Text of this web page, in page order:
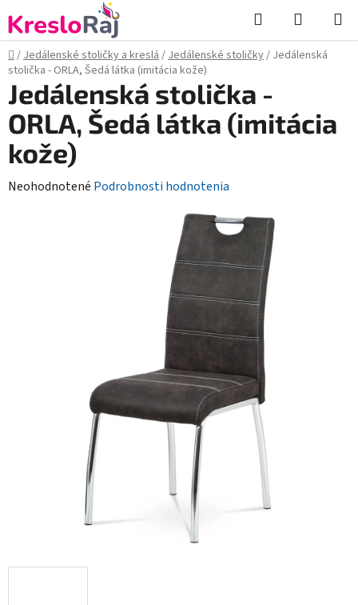
na
obsah
Hľadať
KOŠÍK
Domov
/Jedálenské stoličky a kreslá/Jedálenské stoličky/ Jedálenská
stolička - ORLA, Šedá látka (imitácia kože)
Jedálenská stolička -
ORLA, Šedá látka (imitácia
kože)
Priemerné
Neohodnotené Podrobnosti hodnotenia